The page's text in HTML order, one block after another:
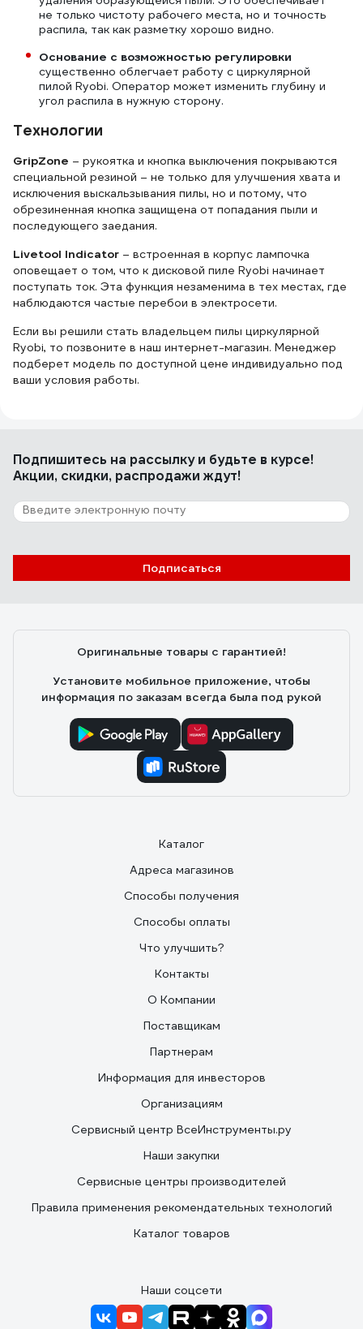
не только чистоту рабочего места, но и точность
распила, так как разметку хорошо видно.
Основание с возможностью регулировки
существенно облегчает работу с циркулярной
пилой Ryobi. Оператор может изменить глубину и
угол распила в нужную сторону.
Технологии
GripZone – рукоятка и кнопка выключения покрываются
специальной резиной – не только для улучшения хвата и
исключения выскальзывания пилы, но и потому, что
обрезиненная кнопка защищена от попадания пыли и
последующего заедания.
Livetool Indicator – встроенная в корпус лампочка
оповещает о том, что к дисковой пиле Ryobi начинает
поступать ток. Эта функция незаменима в тех местах, где
наблюдаются частые перебои в электросети.
Если вы решили стать владельцем пилы циркулярной
Ryobi, то позвоните в наш интернет-магазин. Менеджер
подберет модель по доступной цене индивидуально под
ваши условия работы.
Подпишитесь на рассылкуи будьте в курсе!
Акции, скидки, распродажи ждут!
Подписаться
Оригинальные товары с гарантией!
Установите мобильное приложение, чтобы
информация по заказам всегда была под рукой
Каталог
Адреса магазинов
Способы получения
Способы оплаты
Что улучшить?
Контакты
О Компании
Поставщикам
Партнерам
Информация для инвесторов
Организациям
Сервисный центр ВсеИнструменты.ру
Наши закупки
Сервисные центры производителей
Правила применения рекомендательных технологий
Каталог товаров
Наши соцсети